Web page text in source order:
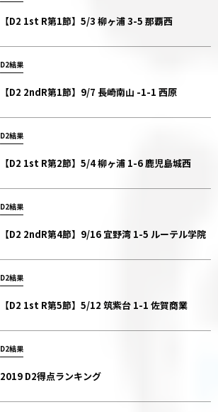
【D2 1st R第1節】5/3 柳ヶ浦 3-5 那覇西
D2結果
【D2 2ndR第1節】9/7 長崎南山 -1-1 西原
D2結果
【D2 1st R第2節】5/4 柳ヶ浦 1-6 鹿児島城西
D2結果
【D2 2ndR第4節】9/16 宜野湾 1-5 ルーテル学院
D2結果
【D2 1st R第5節】5/12 筑紫台 1-1 佐賀商業
D2結果
2019 D2得点ランキング